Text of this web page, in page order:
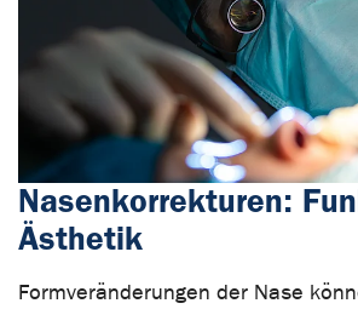
Nasenkorrekturen:
Ästhetik
Formveränderungen der Nase